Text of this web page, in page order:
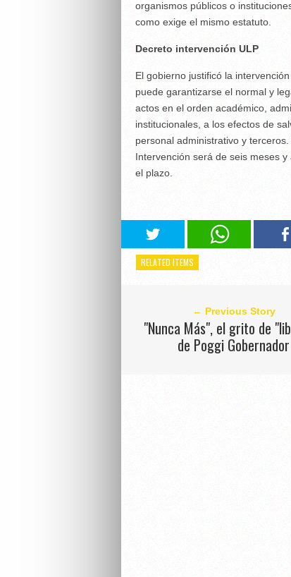
organismos públicos o
como exige el mismo estatuto.
Decreto intervención ULP
El gobierno justificó la
puede garantizarse el normal y
actos en el orden académico,
institucionales, a los efectos de
personal administrativo y
Intervención será de seis meses
el plazo.
RELATED ITEMS
← Previous Story
"Nunca Más", el grito de
de Poggi Gobernador